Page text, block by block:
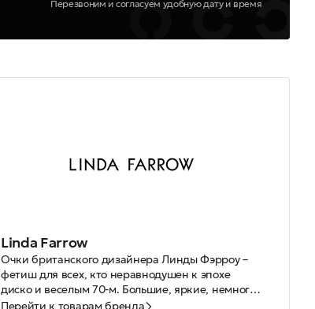
Перезвоним и согласуем удобную дату и время
Linda Farrow
Очки британского дизайнера Линды Фэрроу –
фетиш для всех, кто неравнодушен к эпохе
диско и веселым 70-м. Большие, яркие, немного
вычурные – эти очки не раз появлялись в показах
Сегодня Linda Farrow широко известный бренд,
Перейти к товарам бренда